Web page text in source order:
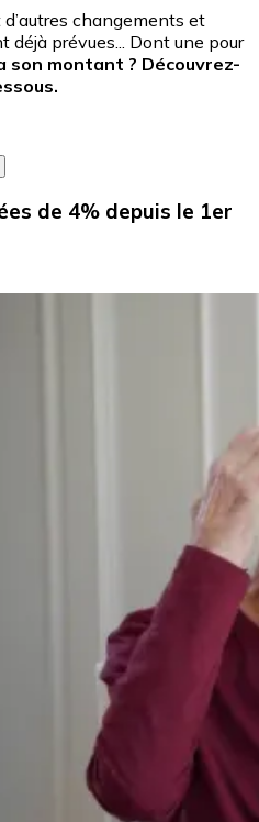
changements et
déjà prévues... Dont une pour
son montant ? Découvrez-
de 4% depuis le 1er